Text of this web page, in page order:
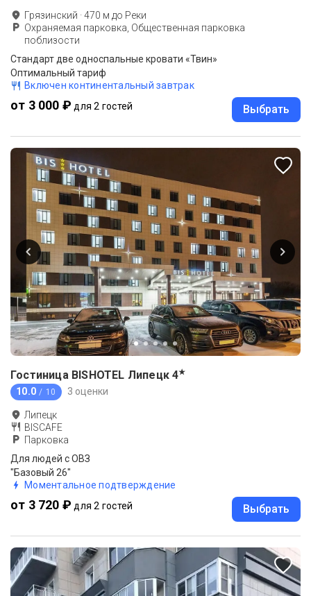
Грязинский ·470 м до Реки
Охраняемая парковка, Общественная парковка
поблизости
Стандарт две односпальные кровати «Твин»
Оптимальный тариф
Включен континентальный завтрак
от 3 000 ₽ для 2 гостей Выбрать
Гостиница BISHOTEL Липецк 4★
10.0 / 10 3 оценки
Липецк
BISCAFE
Парковка
Для людей с ОВЗ
"Базовый 26"
Моментальное подтверждение
от 3 720 ₽ для 2 гостей Выбрать